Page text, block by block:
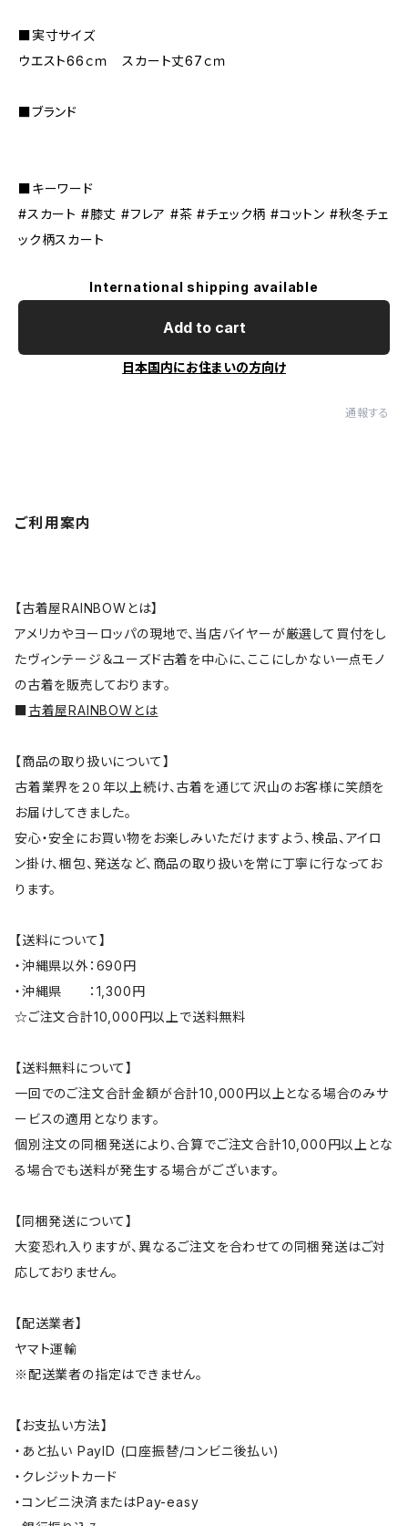
■実寸サイズ
ウエスト66ｃｍ スカート丈67ｃｍ
■ブランド
■キーワード
#スカート #膝丈 #フレア #茶 #チェック柄 #コットン #秋冬チェ
ック柄スカート
International shipping available
Add to cart
日本国内にお住まいの方向け
通報する
ご利用案内
【古着屋RAINBOWとは】
アメリカやヨーロッパの現地で、当店バイヤーが厳選して買付をし
たヴィンテージ＆ユーズド古着を中心に、ここにしかない一点モノ
の古着を販売しております。
■古着屋RAINBOWとは
【商品の取り扱いについて】
古着業界を２０年以上続け、古着を通じて沢山のお客様に笑顔を
お届けしてきました。
安心・安全にお買い物をお楽しみいただけますよう、検品、アイロ
ン掛け、梱包、発送など、商品の取り扱いを常に丁寧に行なってお
ります。
【送料について】
・沖縄県以外：690円
・沖縄県 ：1,300円
☆ご注文合計10,000円以上で送料無料
【送料無料について】
一回でのご注文合計金額が合計10,000円以上となる場合のみサ
ービスの適用となります。
個別注文の同梱発送により、合算でご注文合計10,000円以上とな
る場合でも送料が発生する場合がございます。
【同梱発送について】
大変恐れ入りますが、異なるご注文を合わせての同梱発送はご対
応しておりません。
【配送業者】
ヤマト運輸
※配送業者の指定はできません。
【お支払い方法】
・あと払い PayID (口座振替/コンビニ後払い)
・クレジットカード
・コンビニ決済またはPay-easy